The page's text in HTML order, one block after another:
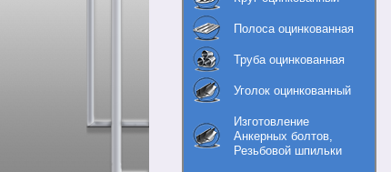
Полоса оцинкованная
Труба оцинкованная
Уголок оцинкованный
Изготовление
Анкерных болтов,
Резьбовой шпильки